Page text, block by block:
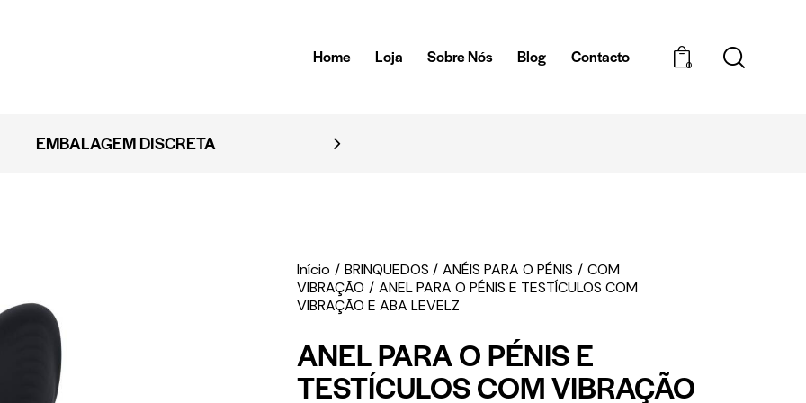
Home Loja Sobre Nós Blog Contacto 0
EMBALAGEM DISCRETA
Início BRINQUEDOS ANÉIS PARA O PÉNIS
COM
VIBRAÇÃO
ANEL PARA O PÉNIS E TESTÍCULOS COM
VIBRAÇÃO E ABA LEVELZ
ANEL PARA O PÉNIS E
TESTÍCULOS COM VIBRAÇÃO